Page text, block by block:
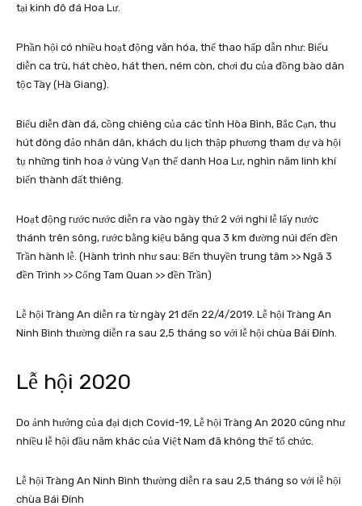
tại kinh đô đá Hoa Lư.
Phần hội có nhiều hoạt động văn hóa, thể thao hấp dẫn như: Biểu
diễn ca trù, hát chèo, hát then, ném còn, chơi đu của đồng bào dân
tộc Tày (Hà Giang).
Biểu diễn đàn đá, cồng chiêng của các tỉnh Hòa Bình, Bắc Cạn, thu
hút đông đảo nhân dân, khách du lịch thập phương tham dự và hội
tụ những tinh hoa ở vùng Vạn thế danh Hoa Lư, nghìn năm linh khí
biến thành đất thiêng.
Hoạt động rước nước diễn ra vào ngày thứ 2 với nghi lễ lấy nước
thánh trên sông, rước bằng kiệu băng qua 3 km đường núi đến đền
Trần hành lễ. (Hành trình như sau: Bến thuyền trung tâm >> Ngã 3
đền Trình >> Cổng Tam Quan >> đền Trần)
Lễ hội Tràng An diễn ra từ ngày 21 đến 22/4/2019. Lễ hội Tràng An
Ninh Bình thường diễn ra sau 2,5 tháng so với lễ hội chùa Bái Đính.
Lễ hội 2020
Do ảnh hưởng của đại dịch Covid-19, Lễ hội Tràng An 2020 cũng như
nhiều lễ hội đầu năm khác của Việt Nam đã không thể tổ chức.
Lễ hội Tràng An Ninh Bình thường diễn ra sau 2,5 tháng so với lễ hội
chùa Bái Đính